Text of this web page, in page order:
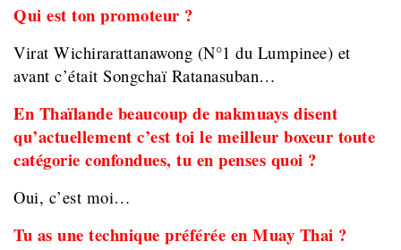
Qui est ton promoteur ?
Virat Wichirarattanawong (N°1 du Lumpinee) et
avant c’était Songchaï Ratanasuban…
En Thaïlande beaucoup de nakmuays disent
qu’actuellement c’est toi le meilleur boxeur toute
catégorie confondues, tu en penses quoi ?
Oui, c’est moi…
Tu as une technique préférée en Muay Thai ?